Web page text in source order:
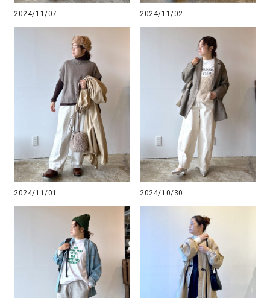
2024/11/07 2024/11/02
2024/11/01 2024/10/30